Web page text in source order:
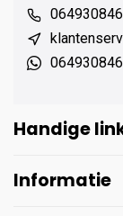
Handige
Informatie